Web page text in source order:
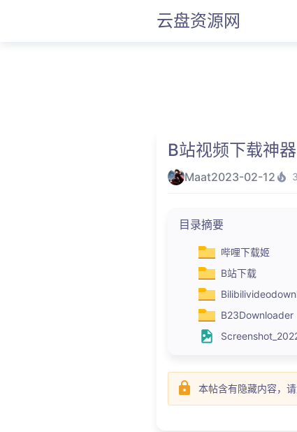
云盘资源网
B站视频下载神器
Maat2023-02-12
目录摘要
哔哩下载姬
B站下载
B23Downloader
本帖含有隐藏内容，